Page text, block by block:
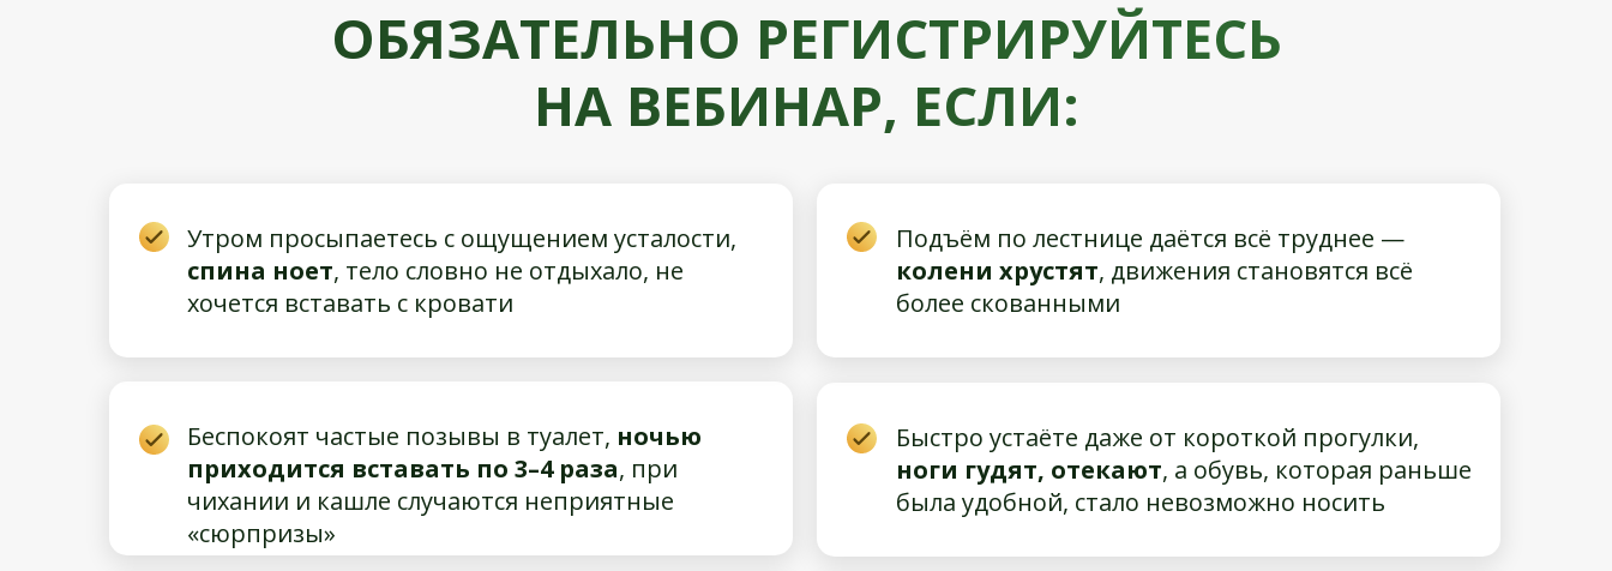
ОБЯЗАТЕЛЬНО РЕГИСТРИРУЙТЕСЬ
НА ВЕБИНАР, ЕСЛИ:
Утром просыпаетесь с ощущением усталости,
спина ноет, тело словно не отдыхало, не
хочется вставать с кровати
Беспокоят частые позывы в туалет, ночью
приходится вставать по 3–4 раза, при
чихании и кашле случаются неприятные
«сюрпризы»
Быстро устаёте даже от короткой прогулки,
ноги гудят, отекают, а обувь, которая раньше
была удобной, стало невозможно носить
Подъём по лестнице даётся всё труднее —
колени хрустят, движения становятся всё
более скованными